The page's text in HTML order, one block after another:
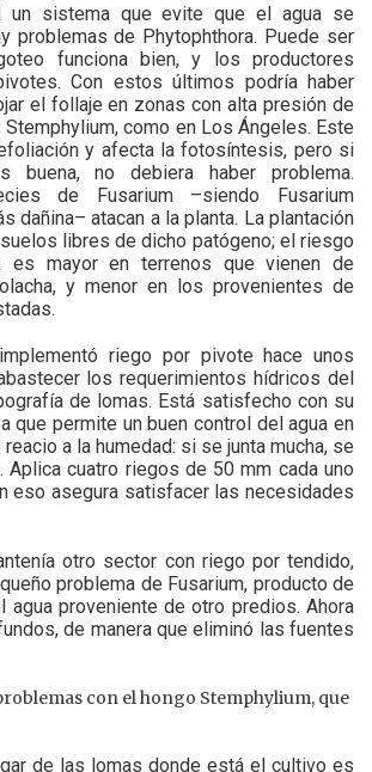
un sistema que evite que el agua se
problemas de Phytophthora. Puede ser
funciona bien, y los productores
Con estos últimos podría haber
el follaje en zonas con alta presión de
Stemphylium, como en Los Ángeles. Este
y afecta la fotosíntesis, pero si
buena, no debiera haber problema.
de Fusarium –siendo Fusarium
dañina– atacan a la planta. La plantación
libres de dicho patógeno; el riesgo
es mayor en terrenos que vienen de
y menor en los provenientes de
riego por pivote hace unos
los requerimientos hídricos del
de lomas. Está satisfecho con su
que permite un buen control del agua en
a la humedad: si se junta mucha, se
Aplica cuatro riegos de 50 mm cada uno
eso asegura satisfacer las necesidades
otro sector con riego por tendido,
problema de Fusarium, producto de
agua proveniente de otro predios. Ahora
de manera que eliminó las fuentes
con el hongo Stemphylium, que
de las lomas donde está el cultivo es